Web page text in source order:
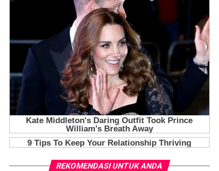
REKOMENDASI UNTUK ANDA